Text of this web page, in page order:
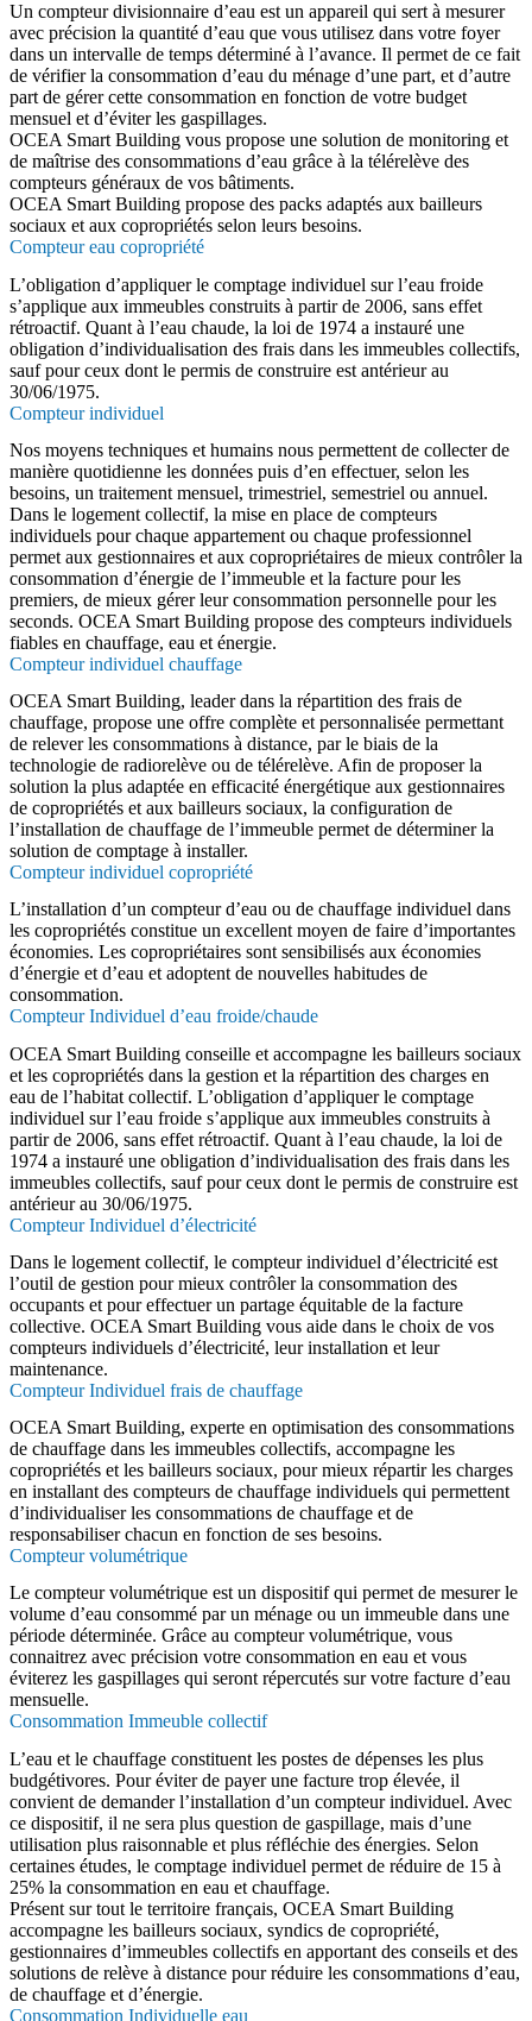
Un compteur divisionnaire d’eau est un appareil qui sert à mesurer
avec précision la quantité d’eau que vous utilisez dans votre foyer
dans un intervalle de temps déterminé à l’avance. Il permet de ce fait
de vérifier la consommation d’eau du ménage d’une part, et d’autre
part de gérer cette consommation en fonction de votre budget
mensuel et d’éviter les gaspillages.
OCEA Smart Building vous propose une solution de monitoring et
de maîtrise des consommations d’eau grâce à la télérelève des
compteurs généraux de vos bâtiments.
OCEA Smart Building propose des packs adaptés aux bailleurs
sociaux et aux copropriétés selon leurs besoins.
Compteur eau copropriété
L’obligation d’appliquer le comptage individuel sur l’eau froide
s’applique aux immeubles construits à partir de 2006, sans effet
rétroactif. Quant à l’eau chaude, la loi de 1974 a instauré une
obligation d’individualisation des frais dans les immeubles collectifs,
sauf pour ceux dont le permis de construire est antérieur au
30/06/1975.
Compteur individuel
Nos moyens techniques et humains nous permettent de collecter de
manière quotidienne les données puis d’en effectuer, selon les
besoins, un traitement mensuel, trimestriel, semestriel ou annuel.
Dans le logement collectif, la mise en place de compteurs
individuels pour chaque appartement ou chaque professionnel
permet aux gestionnaires et aux copropriétaires de mieux contrôler la
consommation d’énergie de l’immeuble et la facture pour les
premiers, de mieux gérer leur consommation personnelle pour les
seconds. OCEA Smart Building propose des compteurs individuels
fiables en chauffage, eau et énergie.
Compteur individuel chauffage
OCEA Smart Building, leader dans la répartition des frais de
chauffage, propose une offre complète et personnalisée permettant
de relever les consommations à distance, par le biais de la
technologie de radiorelève ou de télérelève. Afin de proposer la
solution la plus adaptée en efficacité énergétique aux gestionnaires
de copropriétés et aux bailleurs sociaux, la configuration de
l’installation de chauffage de l’immeuble permet de déterminer la
solution de comptage à installer.
Compteur individuel copropriété
L’installation d’un compteur d’eau ou de chauffage individuel dans
les copropriétés constitue un excellent moyen de faire d’importantes
économies. Les copropriétaires sont sensibilisés aux économies
d’énergie et d’eau et adoptent de nouvelles habitudes de
consommation.
Compteur Individuel d’eau froide/chaude
OCEA Smart Building conseille et accompagne les bailleurs sociaux
et les copropriétés dans la gestion et la répartition des charges en
eau de l’habitat collectif. L’obligation d’appliquer le comptage
individuel sur l’eau froide s’applique aux immeubles construits à
partir de 2006, sans effet rétroactif. Quant à l’eau chaude, la loi de
1974 a instauré une obligation d’individualisation des frais dans les
immeubles collectifs, sauf pour ceux dont le permis de construire est
antérieur au 30/06/1975.
Compteur Individuel d’électricité
Dans le logement collectif, le compteur individuel d’électricité est
l’outil de gestion pour mieux contrôler la consommation des
occupants et pour effectuer un partage équitable de la facture
collective. OCEA Smart Building vous aide dans le choix de vos
compteurs individuels d’électricité, leur installation et leur
maintenance.
Compteur Individuel frais de chauffage
OCEA Smart Building, experte en optimisation des consommations
de chauffage dans les immeubles collectifs, accompagne les
copropriétés et les bailleurs sociaux, pour mieux répartir les charges
en installant des compteurs de chauffage individuels qui permettent
d’individualiser les consommations de chauffage et de
responsabiliser chacun en fonction de ses besoins.
Compteur volumétrique
Le compteur volumétrique est un dispositif qui permet de mesurer le
volume d’eau consommé par un ménage ou un immeuble dans une
période déterminée. Grâce au compteur volumétrique, vous
connaitrez avec précision votre consommation en eau et vous
éviterez les gaspillages qui seront répercutés sur votre facture d’eau
mensuelle.
Consommation Immeuble collectif
L’eau et le chauffage constituent les postes de dépenses les plus
budgétivores. Pour éviter de payer une facture trop élevée, il
convient de demander l’installation d’un compteur individuel. Avec
ce dispositif, il ne sera plus question de gaspillage, mais d’une
utilisation plus raisonnable et plus réfléchie des énergies. Selon
certaines études, le comptage individuel permet de réduire de 15 à
25% la consommation en eau et chauffage.
Présent sur tout le territoire français, OCEA Smart Building
accompagne les bailleurs sociaux, syndics de copropriété,
gestionnaires d’immeubles collectifs en apportant des conseils et des
solutions de relève à distance pour réduire les consommations d’eau,
de chauffage et d’énergie.
Consommation Individuelle eau